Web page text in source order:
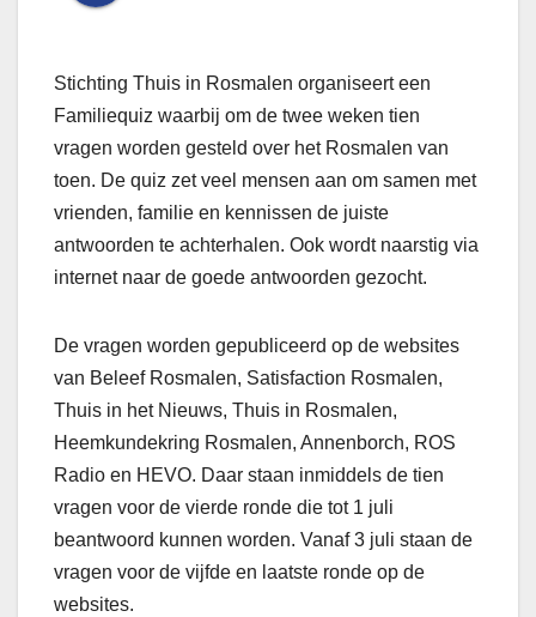
Stichting Thuis in Rosmalen organiseert een
Familiequiz waarbij om de twee weken tien
vragen worden gesteld over het Rosmalen van
toen. De quiz zet veel mensen aan om samen met
vrienden, familie en kennissen de juiste
antwoorden te achterhalen. Ook wordt naarstig via
internet naar de goede antwoorden gezocht.
De vragen worden gepubliceerd op de websites
van Beleef Rosmalen, Satisfaction Rosmalen,
Thuis in het Nieuws, Thuis in Rosmalen,
Heemkundekring Rosmalen, Annenborch, ROS
Radio en HEVO. Daar staan inmiddels de tien
vragen voor de vierde ronde die tot 1 juli
beantwoord kunnen worden. Vanaf 3 juli staan de
vragen voor de vijfde en laatste ronde op de
websites.